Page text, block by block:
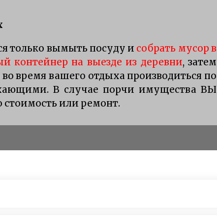
только вымыть посуду и собрать мусор в
контейнер на выезде из деревни, затем
время вашего отдыха производиться по
В случае порчи имущества ВЫ
стоимость или ремонт.